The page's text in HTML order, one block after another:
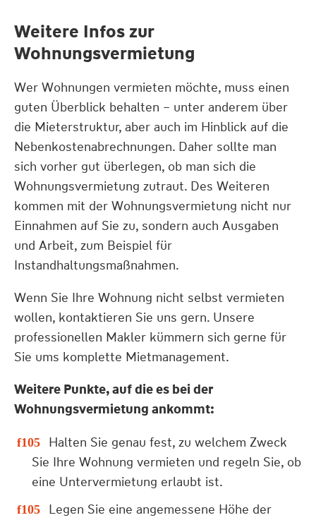
Weitere Infos zur
Wohnungsvermietung
Wer Wohnungen vermieten möchte, muss einen
guten Überblick behalten – unter anderem über
die Mieterstruktur, aber auch im Hinblick auf die
Nebenkostenabrechnungen. Daher sollte man
sich vorher gut überlegen, ob man sich die
Wohnungsvermietung zutraut. Des Weiteren
kommen mit der Wohnungsvermietung nicht nur
Einnahmen auf Sie zu, sondern auch Ausgaben
und Arbeit, zum Beispiel für
Instandhaltungsmaßnahmen.
Wenn Sie Ihre Wohnung nicht selbst vermieten
wollen, kontaktieren Sie uns gern. Unsere
professionellen Makler kümmern sich gerne für
Sie ums komplette Mietmanagement.
Weitere Punkte, auf die es bei der
Wohnungsvermietung ankommt:
Halten Sie genau fest, zu welchem Zweck
Sie Ihre Wohnung vermieten und regeln Sie, ob
eine Untervermietung erlaubt ist.
Legen Sie eine angemessene Höhe der